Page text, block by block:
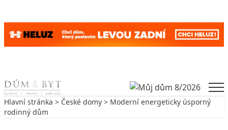
Skip to content
Hlavní stránka > České domy > Moderní energeticky úsporný
rodinný dům